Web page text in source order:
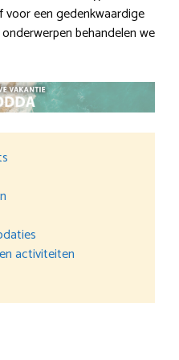
voor een gedenkwaardige
behandelen we
activiteiten